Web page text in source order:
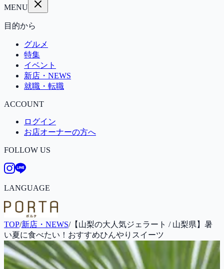
MENU
目的から
グルメ
特集
イベント
新店・NEWS
就職・転職
ACCOUNT
ログイン
お店オーナーの方へ
FOLLOW US
LANGUAGE
TOP/新店・NEWS/【山梨の大人気ジェラート / 山梨県】暑
い夏に食べたい！おすすめひんやりスイーツ